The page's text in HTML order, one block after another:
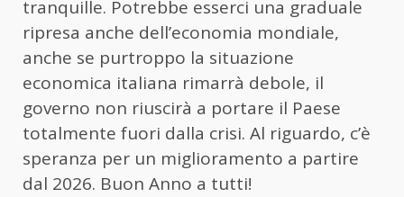
tranquille. Potrebbe esserci una graduale
ripresa anche dell’economia mondiale,
anche se purtroppo la situazione
economica italiana rimarrà debole, il
governo non riuscirà a portare il Paese
totalmente fuori dalla crisi. Al riguardo, c’è
speranza per un miglioramento a partire
dal 2026. Buon Anno a tutti!